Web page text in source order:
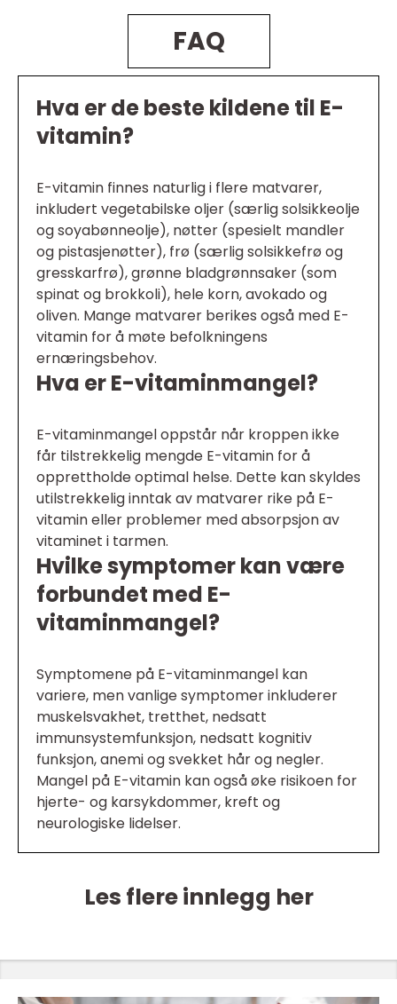
FAQ
Hva er de beste kildene til E-
vitamin?
E-vitamin finnes naturlig i flere matvarer,
inkludert vegetabilske oljer (særlig solsikkeolje
og soyabønneolje), nøtter (spesielt mandler
og pistasjenøtter), frø (særlig solsikkefrø og
gresskarfrø), grønne bladgrønnsaker (som
spinat og brokkoli), hele korn, avokado og
oliven. Mange matvarer berikes også med E-
vitamin for å møte befolkningens
ernæringsbehov.
Hva er E-vitaminmangel?
E-vitaminmangel oppstår når kroppen ikke
får tilstrekkelig mengde E-vitamin for å
opprettholde optimal helse. Dette kan skyldes
utilstrekkelig inntak av matvarer rike på E-
vitamin eller problemer med absorpsjon av
vitaminet i tarmen.
Hvilke symptomer kan være
forbundet med E-
vitaminmangel?
Symptomene på E-vitaminmangel kan
variere, men vanlige symptomer inkluderer
muskelsvakhet, tretthet, nedsatt
immunsystemfunksjon, nedsatt kognitiv
funksjon, anemi og svekket hår og negler.
Mangel på E-vitamin kan også øke risikoen for
hjerte- og karsykdommer, kreft og
neurologiske lidelser.
Les flere innlegg her